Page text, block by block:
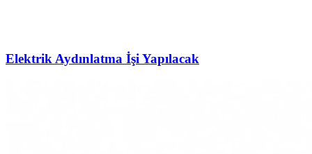
Elektrik Aydınlatma İşi Yapılacak